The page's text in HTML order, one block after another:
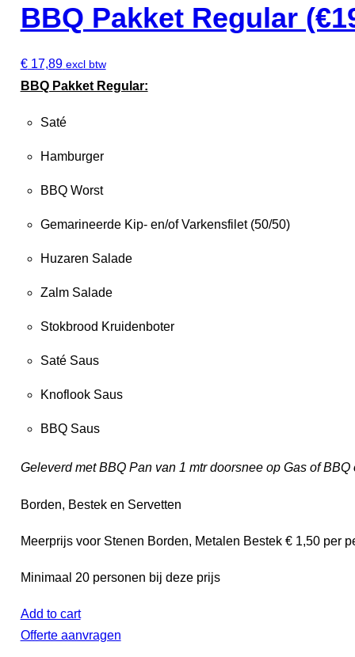
BBQ Pakket Regular
€17,89 excl btw
BBQ Pakket Regular:
Saté
Hamburger
BBQ Worst
Gemarineerde Kip- en/of Varkensfilet (50/50)
Huzaren Salade
Zalm Salade
Stokbrood Kruidenboter
Saté Saus
Knoflook Saus
BBQ Saus
Geleverd met BBQ Pan van 1 mtr doorsnee op Gas of BBQ
Borden, Bestek en Servetten
Meerprijs voor Stenen Borden, Metalen Bestek € 1,50 per
Minimaal 20 personen bij deze prijs
Add to cart
Offerte aanvragen